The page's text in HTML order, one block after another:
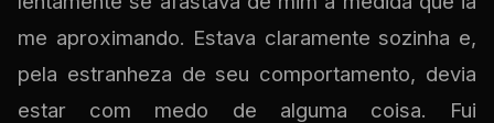
me aproximando. Estava claramente sozinha e,
pela estranheza de seu comportamento, devia
estar com medo de alguma coisa. Fui